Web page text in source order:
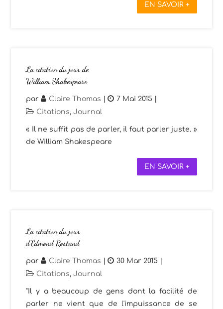
EN SAVOIR +
La citation du jour de
William Shakespeare
par Claire Thomas | 7 Mai 2015 |
Citations,Journal
« Il ne suffit pas de parler, il faut parler juste. »
de William Shakespeare
EN SAVOIR +
La citation du jour
d’Edmond Rostand
par Claire Thomas | 30 Mar 2015 |
Citations,Journal
"Il y a beaucoup de gens dont la facilité de
parler ne vient que de l'impuissance de se